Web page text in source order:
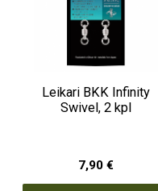
Leikari BKK Infinity
Swivel, 2 kpl
7,90 €